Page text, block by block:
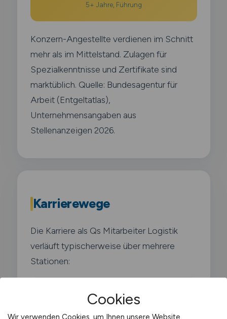
5+ Jahre, Führung
Konzern-Angestellte verdienen im Schnitt
mehr als im Mittelstand. Zulagen für
Spezialkenntnisse und Zertifikate sind
marktüblich. Quelle: Bundesagentur für
Arbeit (Entgeltatlas),
Unternehmensangaben aus
Stellenanzeigen 2026.
Karrierewege
Die Karriere als Qs Mitarbeiter Logistik
verläuft typischerweise über mehrere
Stationen:
Junior Qs Mitarbeiter Logistik
Cookies
Wir verwenden Cookies, um Ihnen unsere Website